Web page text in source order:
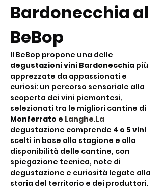
Bardonecchia al
BeBop
Il BeBop propone una delle
degustazioni vini Bardonecchia più
apprezzate da appassionati e
curiosi: un percorso sensoriale alla
scoperta dei vini piemontesi,
selezionati tra le migliori cantine di
Monferrato e Langhe.La
degustazione comprende 4 o 5 vini
scelti in base alla stagione e alla
disponibilità delle cantine, con
spiegazione tecnica, note di
degustazione e curiosità legate alla
storia del territorio e dei produttori.